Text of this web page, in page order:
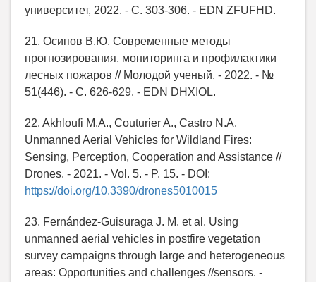
университет, 2022. - С. 303-306. - EDN ZFUFHD.
21. Осипов В.Ю. Современные методы
прогнозирования, мониторинга и профилактики
лесных пожаров // Молодой ученый. - 2022. - №
51(446). - С. 626-629. - EDN DHXIOL.
22. Akhloufi M.A., Couturier A., Castro N.A.
Unmanned Aerial Vehicles for Wildland Fires:
Sensing, Perception, Cooperation and Assistance //
Drones. - 2021. - Vol. 5. - P. 15. - DOI:
https://doi.org/10.3390/drones5010015
23. Fernández-Guisuraga J. M. et al. Using
unmanned aerial vehicles in postfire vegetation
survey campaigns through large and heterogeneous
areas: Opportunities and challenges //sensors. -